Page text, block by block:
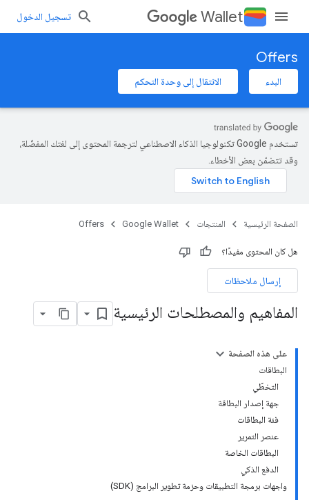
Wallet تسجيل الدخول
Offers
البدء الانتقال إلى وحدة التحكم
تستخدم Google تكنولوجيا الذكاء الاصطناعي لترجمة المحتوى إلى لغتك المفضّلة،
وقد تتضمّن بعض الأخطاء.
الصفحة الرئيسية المنتجات Google Wallet
Offers
هل كان المحتوى مفيدًا؟
إرسال ملاحظات
المفاهيم والمصطلحات الرئيسية
على هذه الصفحة
البطاقات
التخطّي
جهة إصدار البطاقة
فئة البطاقات
عنصر التمرير
البطاقات الخاصة
الدفع الذكي
واجهات برمجة التطبيقات وحزمة تطوير البرامج (SDK)